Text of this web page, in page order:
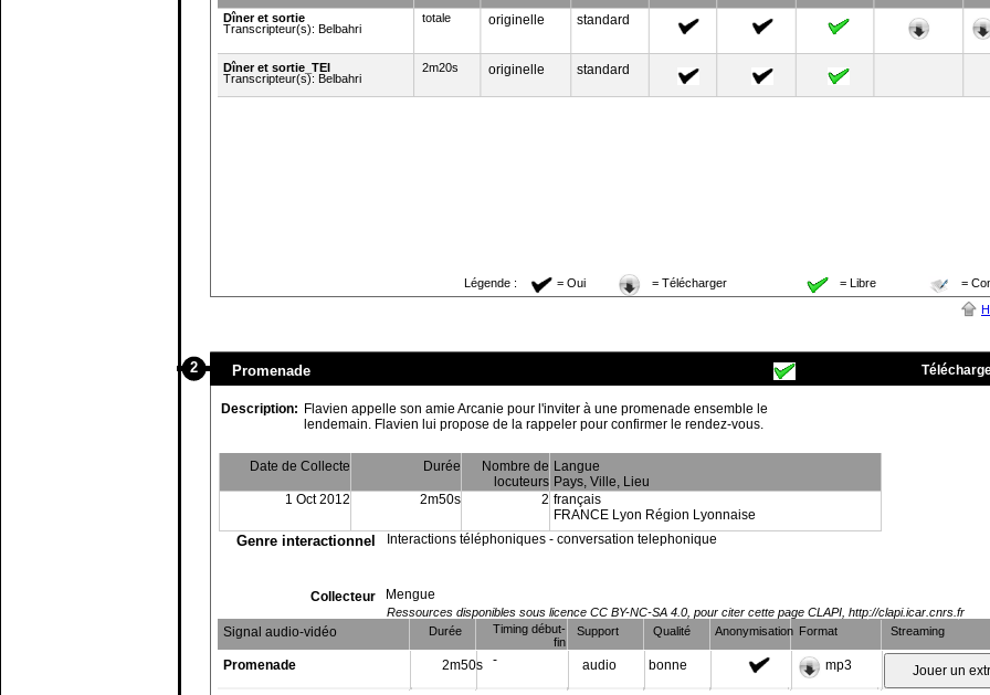
Description: Flavien appelle son amie Arcanie pour l'inviter à une promenade ensemble le
lendemain. Flavien lui propose de la rappeler pour confirmer le rendez-vous.
Date de Collecte Durée
Nombre de
locuteurs
Langue
Pays, Ville, Lieu
1 Oct 2012
2m50s 2 français
FRANCE Lyon Région Lyonnaise
Genre interactionnel Interactions téléphoniques - conversation telephonique
Ressources disponibles sous licence CC BY-NC-SA 4.0, pour citer cette page CLAPI, http://clapi.icar.cnrs.fr
Signal audio-vidéo Durée
Timing début-
fin
Support Qualité Anonymisation Format Streaming
Promenade 2m50s - audio bonne mp3
Promenade
Collecteur Mengue
2
Dîner et sortie
Transcripteur(s): Belbahri
totale originelle standard
Dîner et sortie_TEI
Transcripteur(s): Belbahri
2m20s originelle standard
Légende : = Oui = Télécharger = Libre =